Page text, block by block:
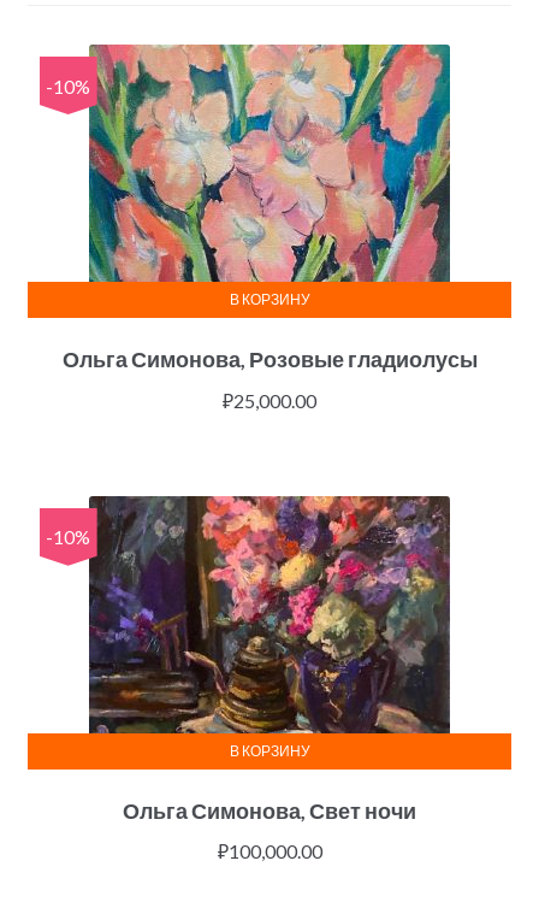
-10%
Ольга Симонова, Розовые гладиолусы
₽25,000.00
В КОРЗИНУ
-10%
Ольга Симонова, Свет ночи
₽100,000.00
В КОРЗИНУ